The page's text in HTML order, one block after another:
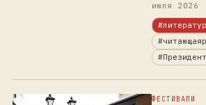
июля 2026
ФЕСТИВАЛИ